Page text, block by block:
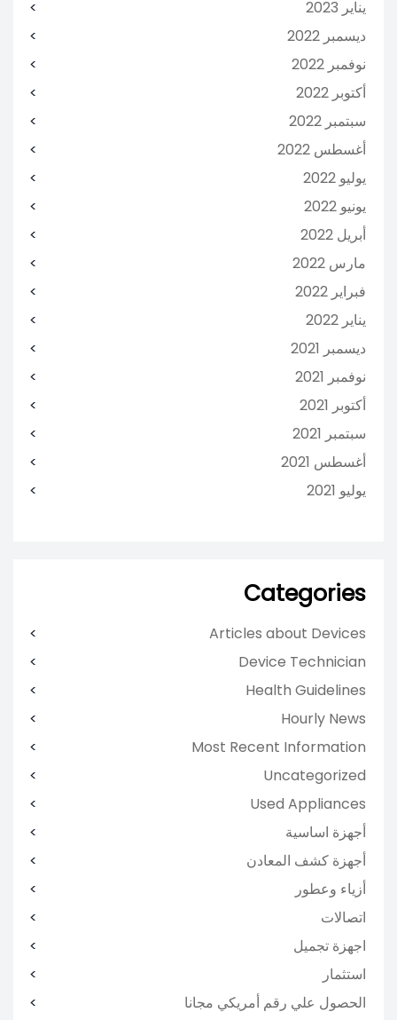
يناير 2023
ديسمبر 2022
نوفمبر 2022
أكتوبر 2022
سبتمبر 2022
أغسطس 2022
يوليو 2022
يونيو 2022
أبريل 2022
مارس 2022
فبراير 2022
يناير 2022
ديسمبر 2021
نوفمبر 2021
أكتوبر 2021
سبتمبر 2021
أغسطس 2021
يوليو 2021
Categories
Articles about Devices
Device Technician
Health Guidelines
Hourly News
Most Recent Information
Uncategorized
Used Appliances
أجهزة اساسية
أجهزة كشف المعادن
أزياء وعطور
اتصالات
اجهزة تجميل
استثمار
الحصول علي رقم أمريكي مجانا